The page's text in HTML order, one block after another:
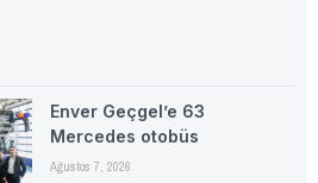
Enver Geçgel’e 63
Mercedes otobüs
Ağustos 7, 2026